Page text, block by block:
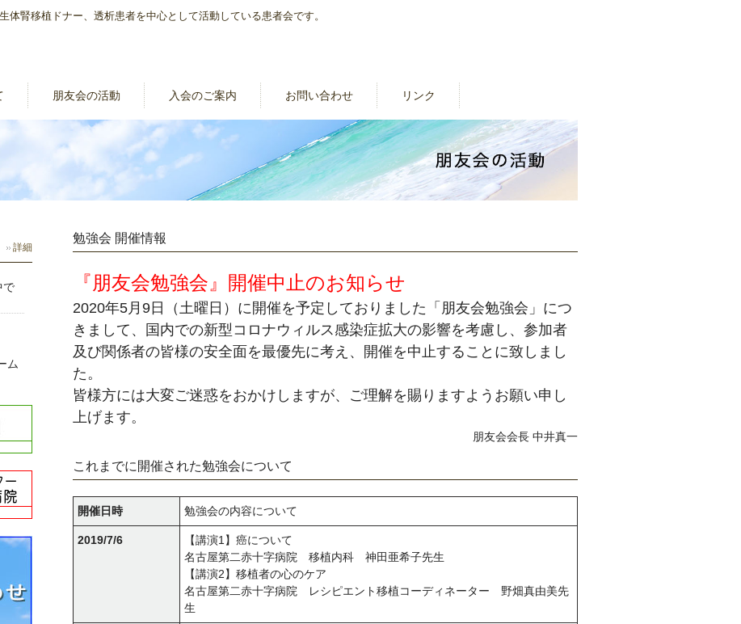
体腎移植ドナー、透析患者を中心として活動している患者会です。
朋友会の活動 入会のご案内 お問い合わせ リンク
勉強会 開催情報
『朋友会勉強会』開催中止のお知らせ
2020年5月9日（土曜日）に開催を予定しておりました「朋友会勉強会」につ
きまして、国内での新型コロナウィルス感染症拡大の影響を考慮し、参加者
及び関係者の皆様の安全面を最優先に考え、開催を中止することに致しまし
た。
皆様方には大変ご迷惑をおかけしますが、ご理解を賜りますようお願い申し
上げます。
朋友会会長 中井真一
これまでに開催された勉強会について
開催日時 勉強会の内容について
2019/7/6
【講演1】癌について
名古屋第二赤十字病院 移植内科 神田亜希子先生
【講演2】移植者の心のケア
名古屋第二赤十字病院 レシピエント移植コーディネーター 野畑真由美先
生
詳細
で
ム